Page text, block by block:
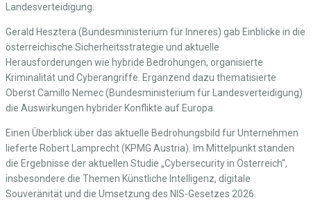
Landesverteidigung.
Gerald Hesztera (Bundesministerium für Inneres) gab Einblicke in die
österreichische Sicherheitsstrategie und aktuelle
Herausforderungen wie hybride Bedrohungen, organisierte
Kriminalität und Cyberangriffe. Ergänzend dazu thematisierte
Oberst Camillo Nemec (Bundesministerium für Landesverteidigung)
die Auswirkungen hybrider Konflikte auf Europa.
Einen Überblick über das aktuelle Bedrohungsbild für Unternehmen
lieferte Robert Lamprecht (KPMG Austria). Im Mittelpunkt standen
die Ergebnisse der aktuellen Studie „Cybersecurity in Österreich“,
insbesondere die Themen Künstliche Intelligenz, digitale
Souveränität und die Umsetzung des NIS-Gesetzes 2026.